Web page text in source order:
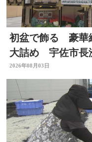
初盆で飾る 豪華
大詰め 宇佐市
2026年08月03日